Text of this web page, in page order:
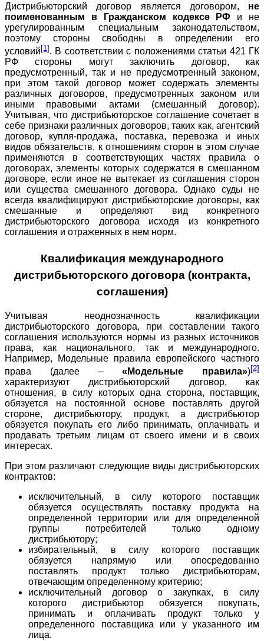
Дистрибьюторский договор является договором, не
поименованным в Гражданском кодексе РФ и не
урегулированным специальным законодательством,
поэтому стороны свободны в определении его
условий [1] . В соответствии с положениями статьи 421 ГК
РФ стороны могут заключить договор, как
предусмотренный, так и не предусмотренный законом,
при этом такой договор может содержать элементы
различных договоров, предусмотренных законом или
иными правовыми актами (смешанный договор).
Учитывая, что дистрибьюторское соглашение сочетает в
себе признаки различных договоров, таких как, агентский
договор, купля-продажа, поставка, перевозка и иных
видов обязательств, к отношениям сторон в этом случае
применяются в соответствующих частях правила о
договорах, элементы которых содержатся в смешанном
договоре, если иное не вытекает из соглашения сторон
или существа смешанного договора. Однако суды не
всегда квалифицируют дистрибьюторские договоры, как
смешанные и определяют вид конкретного
дистрибьюторского договора исходя из конкретного
соглашения и отраженных в нем норм.
Квалификация международного
дистрибьюторского договора (контракта,
соглашения)
Учитывая неоднозначность квалификации
дистрибьюторского договора, при составлении такого
соглашения используются нормы из разных источников
права, как национального, так и международного.
Например, Модельные правила европейского частного
права (далее –«Модельные правила»)[2]
характеризуют дистрибьюторский договор, как
отношения, в силу которых одна сторона, поставщик,
обязуется на постоянной основе поставлять другой
стороне, дистрибьютору, продукт, а дистрибьютор
обязуется покупать его либо принимать, оплачивать и
продавать третьим лицам от своего имени и в своих
интересах.
При этом различают следующие виды дистрибьюторских
контрактов:
исключительный, в силу которого поставщик
обязуется осуществлять поставку продукта на
определенной территории или для определенной
группы потребителей только одному
дистрибьютору;
избирательный, в силу которого поставщик
обязуется напрямую или опосредованно
поставлять продукт только дистрибьюторам,
отвечающим определенному критерию;
исключительный договор о закупках, в силу
которого дистрибьютор обязуется покупать,
принимать и оплачивать продукт только у
определенного поставщика или у указанного им
лица.